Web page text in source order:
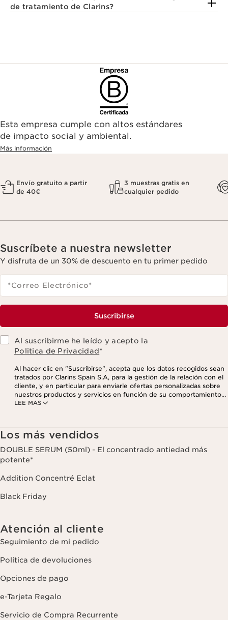
de tratamiento de Clarins?
Esta empresa cumple con altos estándares
de impacto social y ambiental.
Más información
Envío gratuito a partir
de 40€
3 muestras gratis en
cualquier pedido
Suscríbete a nuestra newsletter
Y disfruta de un 30% de descuento en tu primer pedido
*Correo Electrónico*
Suscribirse
Al suscribirme he leído y acepto la
Politica de Privacidad*
LEE MAS
Al hacer clic en "Suscribirse", acepta que los datos recogidos sean
tratados por Clarins Spain S.A, para la gestión de la relación con el
cliente, y en particular para enviarle ofertas personalizadas sobre
nuestros productos y servicios en función de su comportamiento
de compra, sus hábitos y/o intereses, incluso mediante su
momento haciendo click en el enlace para darse de baja que
aparece en cada newsletter que reciba. Para más información
sobre la gestión de sus datos y sus derechos, consulte nuestra
Los más vendidos
DOUBLE SERUM (50ml) - El concentrado antiedad más
potente*
Addition Concentré Eclat
Black Friday
Atención al cliente
Seguimiento de mi pedido
Política de devoluciones
Opciones de pago
e-Tarjeta Regalo
Servicio de Compra Recurrente